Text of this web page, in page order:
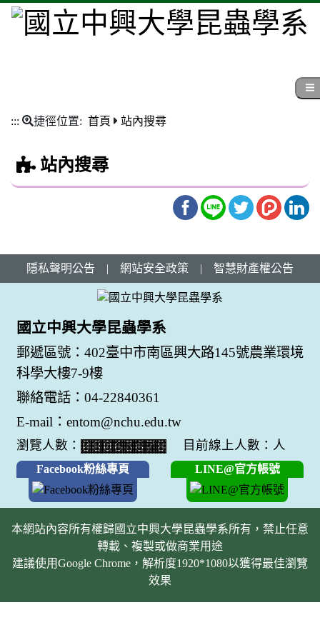
::: 捷徑位置: 首頁 站內搜尋
站內搜尋
隱私聲明公告 | 網站安全政策 | 智慧財產權公告
國立中興大學昆蟲學系
郵遞區號：402臺中市南區興大路145號農業環境
科學大樓7-9樓
聯絡電話：04-22840361
E-mail：entom@nchu.edu.tw
瀏覽人數： 目前線上人數：人
Facebook粉絲專頁 LINE@官方帳號
本網站內容所有權歸國立中興大學昆蟲學系所有，禁止任意
轉載、複製或做商業用途
建議使用Google Chrome，解析度1920*1080以獲得最佳瀏覽
效果